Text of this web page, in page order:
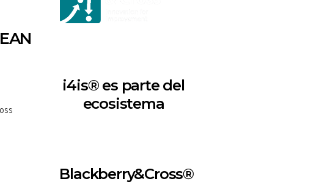
i4is® es parte del
ecosistema
Blackberry&Cross®